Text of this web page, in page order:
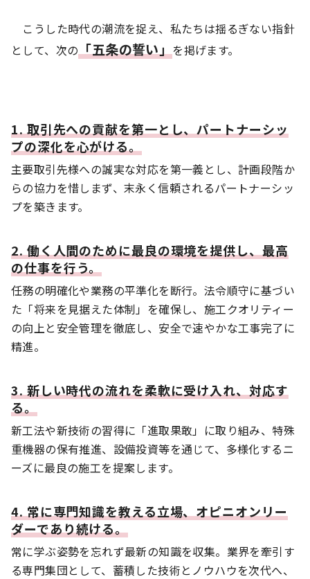
こうした時代の潮流を捉え、私たちは揺るぎない指針
として、次の 「五条の誓い」 を掲げます。
1. 取引先への貢献を第一とし、パートナーシッ
プの深化を心がける。
主要取引先様への誠実な対応を第一義とし、計画段階か
らの協力を惜しまず、末永く信頼されるパートナーシッ
プを築きます。
2. 働く人間のために最良の環境を提供し、最高
の仕事を行う。
任務の明確化や業務の平準化を断行。法令順守に基づい
た「将来を見据えた体制」を確保し、施工クオリティー
の向上と安全管理を徹底し、安全で速やかな工事完了に
精進。
3. 新しい時代の流れを柔軟に受け入れ、対応す
る。
新工法や新技術の習得に「進取果敢」に取り組み、特殊
重機器の保有推進、設備投資等を通じて、多様化するニ
ーズに最良の施工を提案します。
4. 常に専門知識を教える立場、オピニオンリー
ダーであり続ける。
常に学ぶ姿勢を忘れず最新の知識を収集。業界を牽引す
る専門集団として、蓄積した技術とノウハウを次代へ、